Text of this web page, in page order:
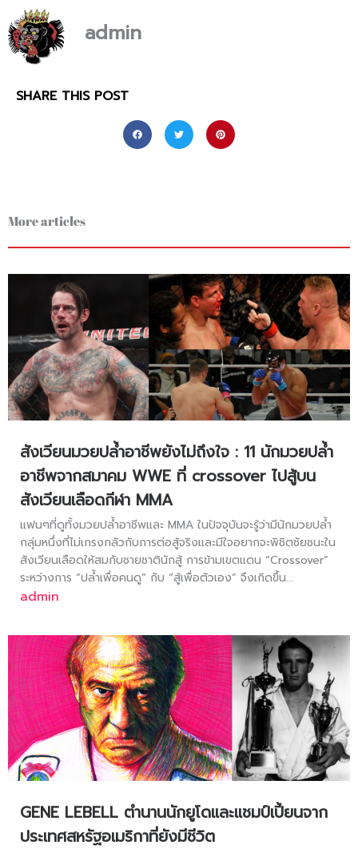
admin
SHARE THIS POST
More articles
สังเวียนมวยปล้ำอาชีพยังไม่ถึงใจ : 11 นักมวยปล้ำ
อาชีพจากสมาคม WWE ที่ crossover ไปสู้บน
สังเวียนเลือดกีฬา MMA
แฟนๆที่ดูทั้งมวยปล้ำอาชีพและ MMA ในปัจจุบันจะรู้ว่ามีนักมวยปล้ำ
กลุ่มหนึ่งที่ไม่เกรงกลัวกับการต่อสู้จริงและมีใจอยากจะพิชิตชัยชนะใน
สังเวียนเลือดให้สมกับชายชาตินักสู้ การข้ามเขตแดน “Crossover”
ระหว่างการ “ปล้ำเพื่อคนดู” กับ “สู้เพื่อตัวเอง” จึงเกิดขึ้น...
admin
GENE LEBELL ตำนานนักยูโดและแชมป์เปี้ยนจาก
ประเทศสหรัฐอเมริกาที่ยังมีชีวิต